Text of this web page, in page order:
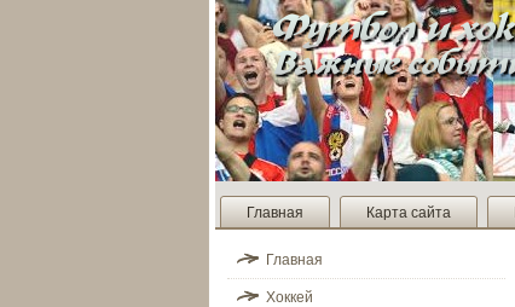
Главная Карта сайта
Главная
Хоккей